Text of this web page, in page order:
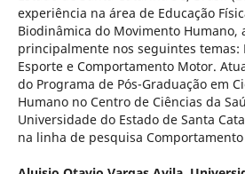
experiência na área de Educação
Biodinâmica do Movimento Humano,
principalmente nos seguintes temas:
Esporte e Comportamento Motor.
do Programa de Pós-Graduação em
Humano no Centro de Ciências da
Universidade do Estado de Santa
na linha de pesquisa